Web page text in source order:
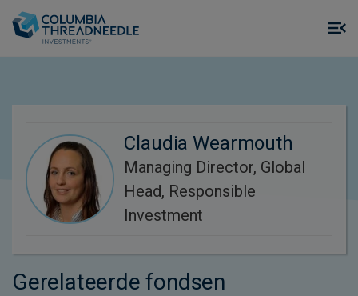
Claudia Wearmouth
Managing Director, Global
Head, Responsible
Investment
Gerelateerde fondsen